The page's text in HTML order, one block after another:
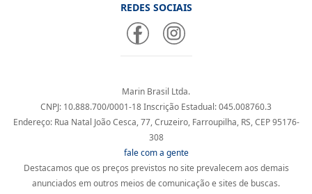
REDES SOCIAIS
Marin Brasil Ltda.
CNPJ: 10.888.700/0001-18 Inscrição Estadual: 045.008760.3
Endereço: Rua Natal João Cesca, 77, Cruzeiro, Farroupilha, RS, CEP 95176-
308
fale com a gente
Destacamos que os preços previstos no site prevalecem aos demais
anunciados em outros meios de comunicação e sites de buscas.